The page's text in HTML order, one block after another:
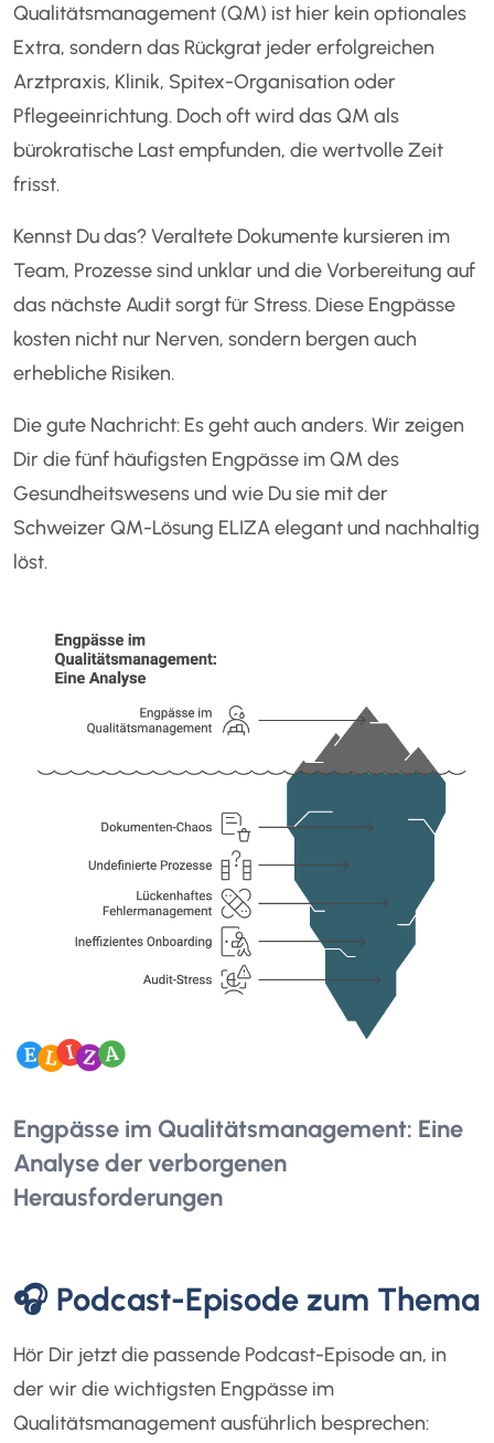
Qualitätsmanagement (QM) ist hier kein optionales
Extra, sondern das Rückgrat jeder erfolgreichen
Arztpraxis, Klinik, Spitex-Organisation oder
Pflegeeinrichtung. Doch oft wird das QM als
bürokratische Last empfunden, die wertvolle Zeit
frisst.
Kennst Du das? Veraltete Dokumente kursieren im
Team, Prozesse sind unklar und die Vorbereitung auf
das nächste Audit sorgt für Stress. Diese Engpässe
kosten nicht nur Nerven, sondern bergen auch
erhebliche Risiken.
Die gute Nachricht: Es geht auch anders. Wir zeigen
Dir die fünf häufigsten Engpässe im QM des
Gesundheitswesens und wie Du sie mit der
Schweizer QM-Lösung ELIZA elegant und nachhaltig
löst.
Engpässe im Qualitätsmanagement: Eine
Analyse der verborgenen
Herausforderungen
🎧 Podcast-Episode zum Thema
Hör Dir jetzt die passende Podcast-Episode an, in
der wir die wichtigsten Engpässe im
Qualitätsmanagement ausführlich besprechen: